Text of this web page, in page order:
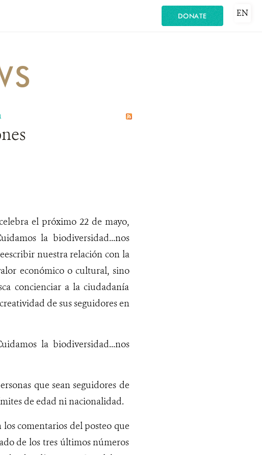
DONATE EN
el próximo 22 de mayo,
la biodiversidad...nos
nuestra relación con la
económico o cultural, sino
concienciar a la ciudadanía
de sus seguidores en
la biodiversidad...nos
que sean seguidores de
de edad ni nacionalidad.
comentarios del posteo que
de los tres últimos números